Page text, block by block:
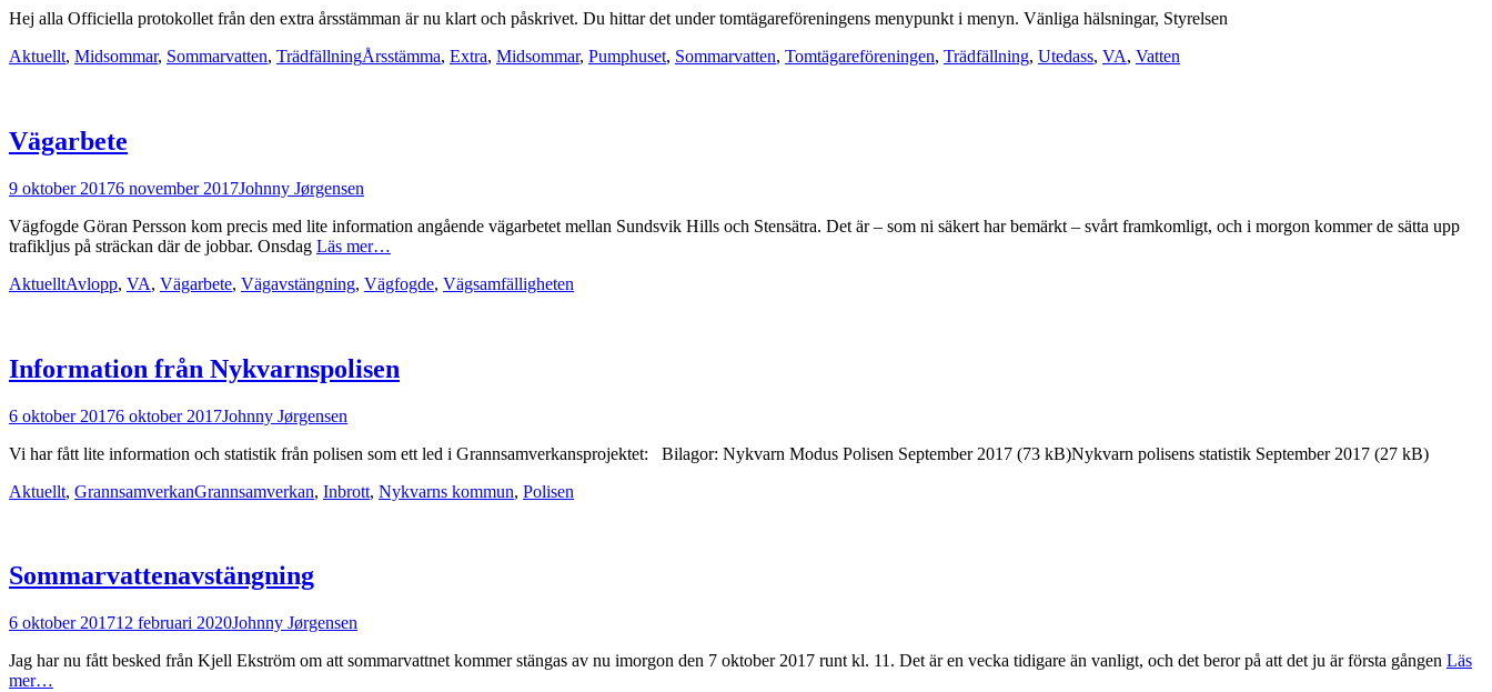
Hej alla Officiella protokollet från den extra årsstämman är nu klart och påskrivet. Du hittar det under tomtägareföreningens menypunkt i menyn. Vänliga hälsningar, Styrelsen
Kategorier
Aktuellt, Midsommar, Sommarvatten, TrädfällningTaggar
Årsstämma, Extra, Midsommar, Pumphuset, Sommarvatten, Tomtägareföreningen, Trädfällning, Utedass, VA, Vatten
Vägarbete
Postades
9 oktober 20176 november 2017Författare
Johnny Jørgensen
Vägfogde Göran Persson kom precis med lite information angående vägarbetet mellan Sundsvik Hills och Stensätra. Det är – som ni säkert har bemärkt – svårt framkomligt, och i morgon kommer de sätta upp
trafikljus på sträckan där de jobbar. Onsdag Läs mer…
Kategorier
AktuelltTaggar
Avlopp, VA, Vägarbete, Vägavstängning, Vägfogde, Vägsamfälligheten
Information från Nykvarnspolisen
Postades
6 oktober 20176 oktober 2017Författare
Johnny Jørgensen
Vi har fått lite information och statistik från polisen som ett led i Grannsamverkansprojektet: Bilagor: Nykvarn Modus Polisen September 2017 (73 kB)Nykvarn polisens statistik September 2017 (27 kB)
Kategorier
Aktuellt, GrannsamverkanTaggar
Grannsamverkan, Inbrott, Nykvarns kommun, Polisen
Sommarvattenavstängning
Postades
6 oktober 201712 februari 2020Författare
Johnny Jørgensen
Jag har nu fått besked från Kjell Ekström om att sommarvattnet kommer stängas av nu imorgon den 7 oktober 2017 runt kl. 11. Det är en vecka tidigare än vanligt, och det beror på att det ju är första gången Läs
mer…